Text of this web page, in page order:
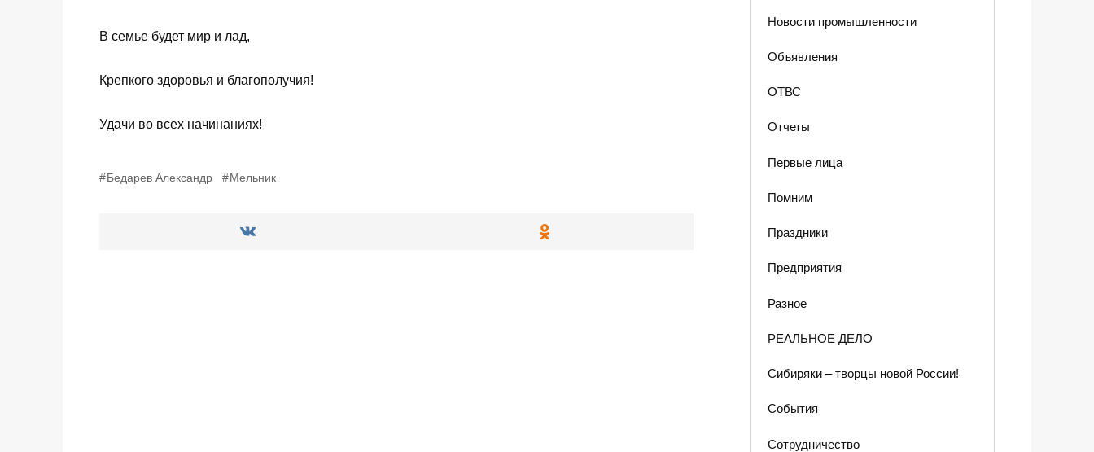
В семье будет мир и лад,
Крепкого здоровья и благополучия!
Удачи во всех начинаниях!
Бедарев Александр Мельник
Новости промышленности
Объявления
ОТВС
Отчеты
Первые лица
Помним
Праздники
Предприятия
Разное
РЕАЛЬНОЕ ДЕЛО
Сибиряки – творцы новой России!
События
Сотрудничество